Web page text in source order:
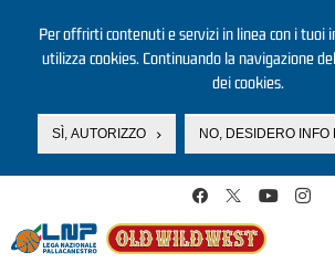
Per offrirti contenuti e servizi in linea con i tuoi
utilizza cookies. Continuando la navigazione
dei cookies.
SÌ, AUTORIZZO NO, DESIDERO INFO